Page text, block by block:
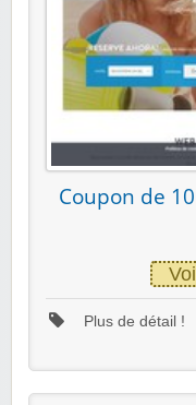
Coupon de
Plus de détail !